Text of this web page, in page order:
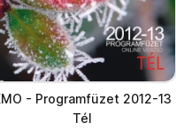
- Programfüzet 2012-13
Tél